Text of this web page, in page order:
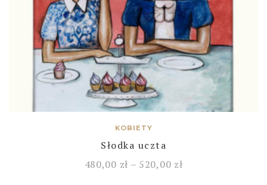
KOBIETY
Słodka uczta
480,00 zł – 520,00 zł